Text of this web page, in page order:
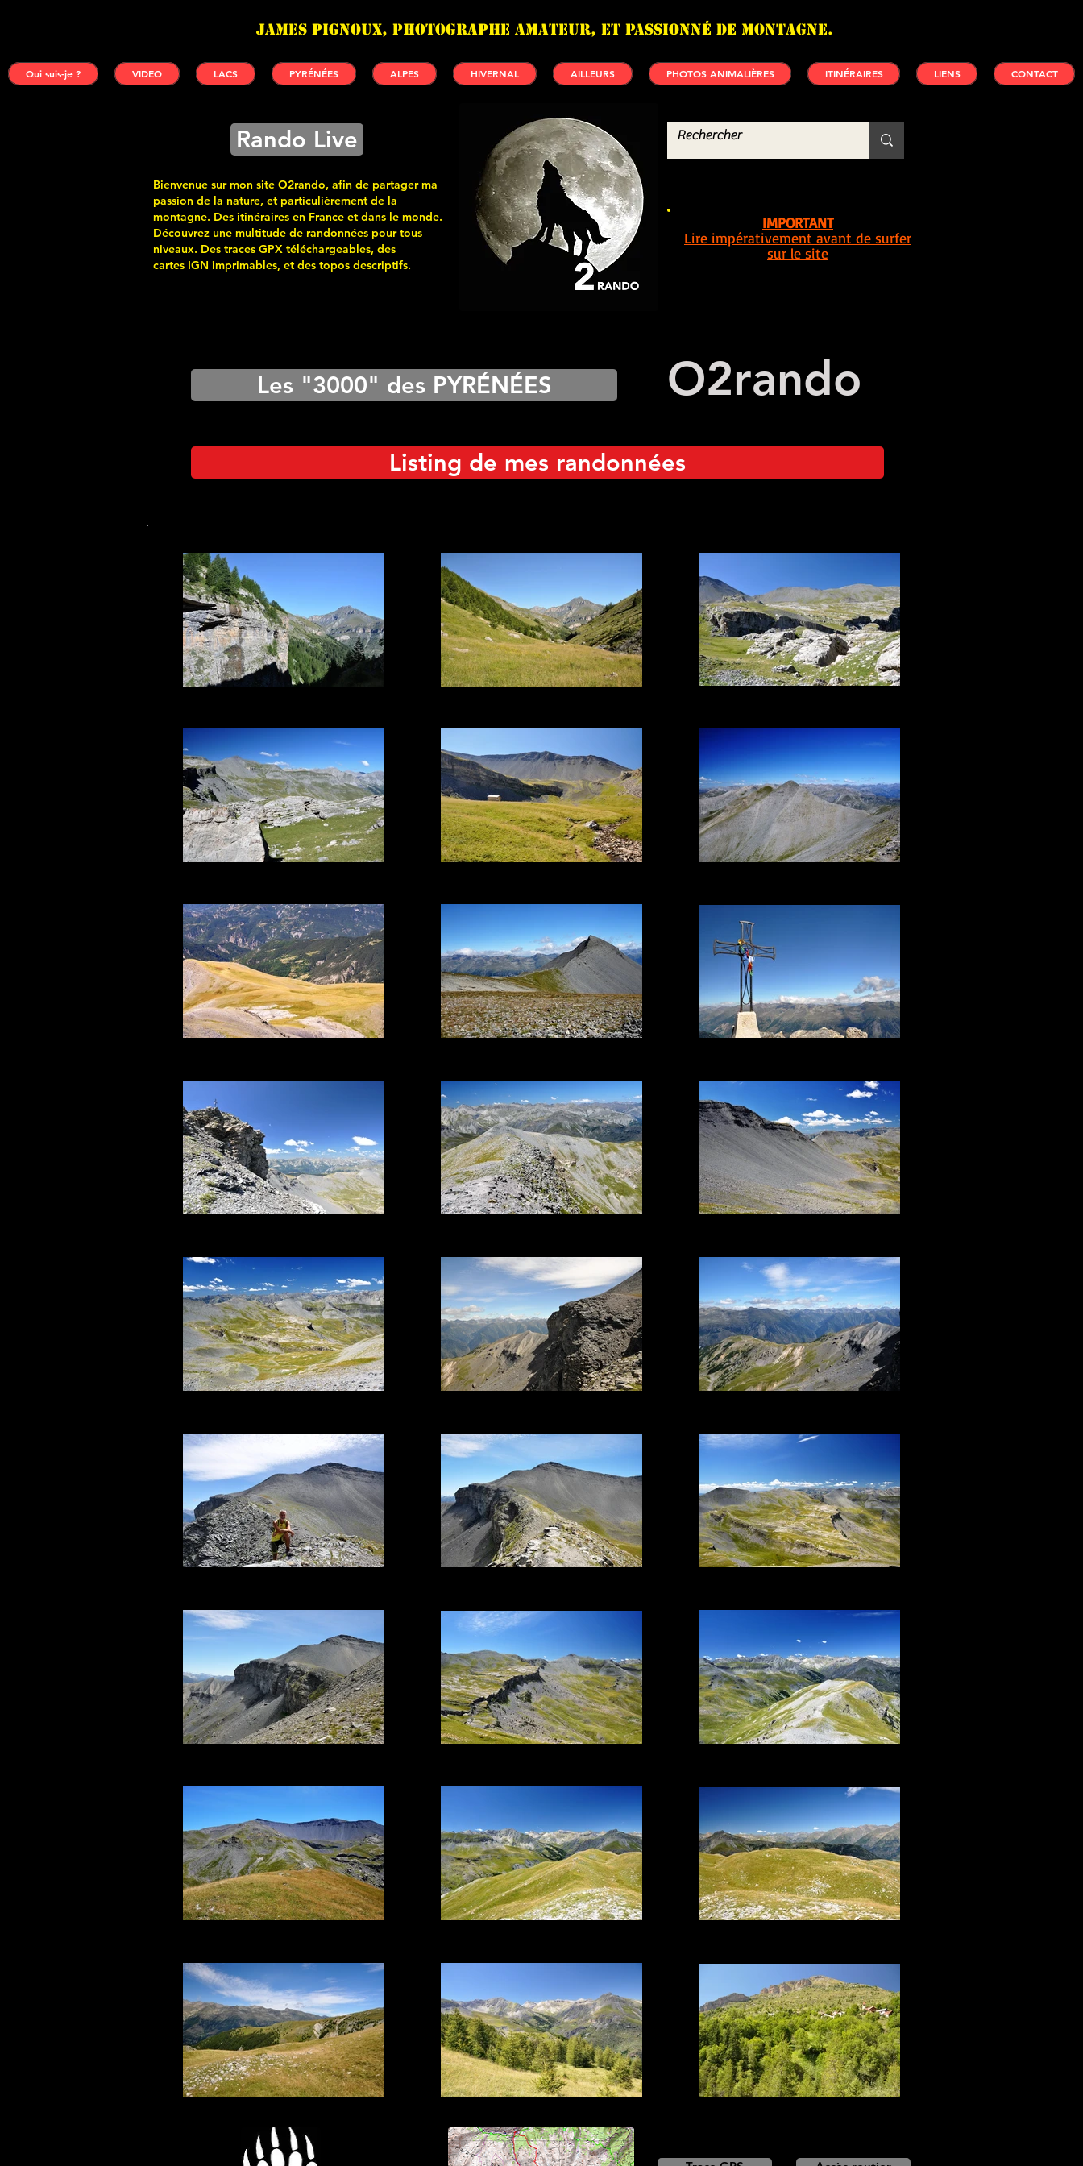
James PIGNOUX, photographe amateur, et passionné de montagne.
Qui suis-je ? VIDEO LACS PYRÉNÉES ALPES HIVERNAL AILLEURS PHOTOS ANIMALIÈRES ITINÉRAIRES LIENS CONTACT
Rando Live
Bienvenue sur mon site O2rando, afin de partager ma
passion de la nature, et particulièrement de la
montagne. Des itinéraires en France et dans le monde.
Découvrez une multitude de randonnées pour tous
niveaux. Des traces GPX téléchargeables, des
cartes IGN imprimables, et des topos descriptifs.
IMPORTANT
Lire impérativement avant de surfer
sur le site
Les "3000" des PYRÉNÉES O2rando
Listing de mes randonnées